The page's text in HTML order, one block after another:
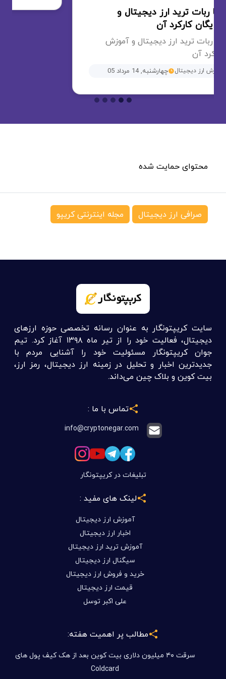
صرافی ارز دیجیتال
جوان کریپتونگار مسئولیت خود را آشنایی مردم با
بیت کوین و بلاک چین می‌داند.
تماس با ما :
تبلیغات در کریپتونگار
لینک های مفید :
آموزش ارز دیجیتال
اخبار ارز دیجیتال
آموزش ترید ارز دیجیتال
سیگنال ارز دیجیتال
قیمت ارز دیجیتال
مطالب پر اهمیت هفته:
سرقت ۴۰ میلیون دلاری بیت کوین بعد از هک کیف پول های
میدهد؟
توسل سیستم چیست؟ آشنایی کامل با سیستم معاملاتی
هوشمند T.S در بیتکس روم
بازی تازه DOGE شروع شد
فرصت های سرمایه گذاری در بیتکس روم بدون دغدغه تحریم